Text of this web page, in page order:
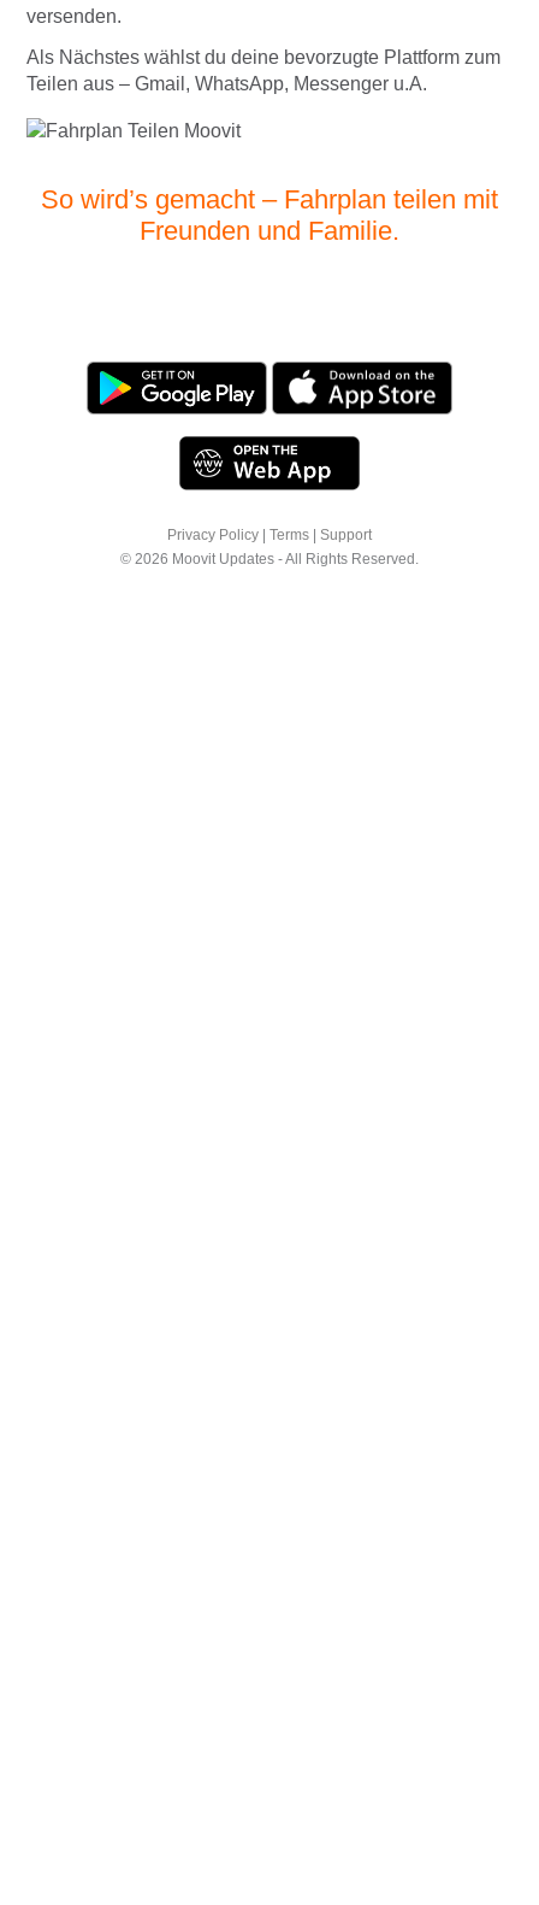
versenden.
Als Nächstes wählst du deine bevorzugte Plattform zum
Teilen aus – Gmail, WhatsApp, Messenger u.A.
So wird’s gemacht – Fahrplan teilen mit
Freunden und Familie.
Privacy Policy | Terms | Support
© 2026 Moovit Updates - All Rights Reserved.